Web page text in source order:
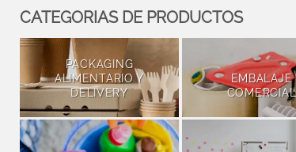
CATEGORIAS DE PRODUCTOS
PACKAGING
ALIMENTARIO Y
DELIVERY
EMBALAJE
COMERCIAL